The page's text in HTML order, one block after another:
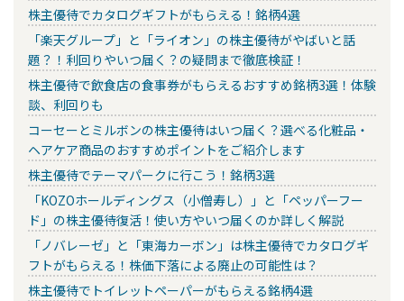
株主優待でカタログギフトがもらえる！銘柄4選
「楽天グループ」と「ライオン」の株主優待がやばいと話
題？！利回りやいつ届く？の疑問まで徹底検証！
株主優待で飲食店の食事券がもらえるおすすめ銘柄3選！体験
談、利回りも
コーセーとミルボンの株主優待はいつ届く？選べる化粧品・
ヘアケア商品のおすすめポイントをご紹介します
株主優待でテーマパークに行こう！銘柄3選
「KOZOホールディングス（小僧寿し）」と「ペッパーフー
ド」の株主優待復活！使い方やいつ届くのか詳しく解説
「ノバレーゼ」と「東海カーボン」は株主優待でカタログギ
フトがもらえる！株価下落による廃止の可能性は？
株主優待でトイレットペーパーがもらえる銘柄4選